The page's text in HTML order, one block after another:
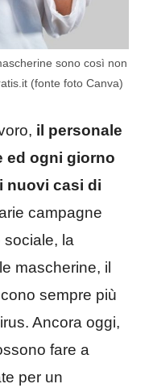
sono così non
(fonte foto Canva)
il personale
ed ogni giorno
nuovi casi di
campagne
sociale, la
mascherine, il
sempre più
Ancora oggi,
fare a
per un